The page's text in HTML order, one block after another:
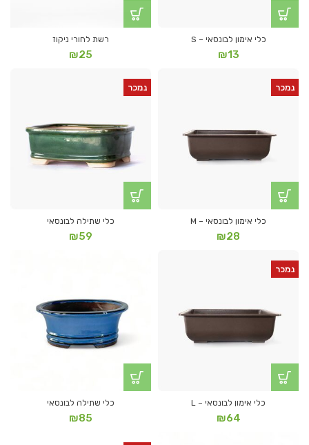
כלי אימון לבונסאי – S
₪13
רשת לחורי ניקוז
₪25
נמכר
כלי אימון לבונסאי – M
₪28
נמכר
כלי שתילה לבונסאי
₪59
נמכר
כלי אימון לבונסאי – L
₪64
כלי שתילה לבונסאי
₪85